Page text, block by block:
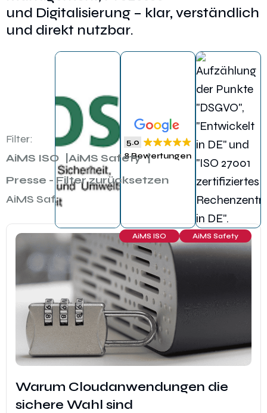
und Digitalisierung – klar, verständlich
und direkt nutzbar.
5.0
8 Bewertungen
Filter:
AiMS ISO
AiMS Safety
Presse - Filter zurücksetzen
AiMS Safety
AiMS ISO AiMS Safety
Warum Cloudanwendungen die
sichere Wahl sind